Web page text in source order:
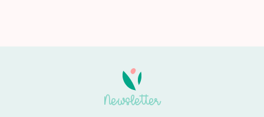
Newsletter